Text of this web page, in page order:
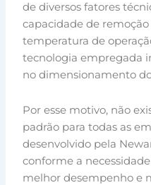
de diversos fatores
capacidade de
temperatura de
tecnologia empregada
no dimensionamento
Por esse motivo, não
padrão para todas as
desenvolvido pela
conforme a
melhor desempenho e